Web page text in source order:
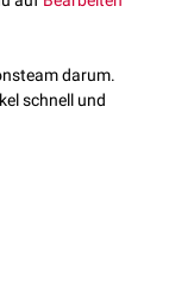
darum.
schnell und